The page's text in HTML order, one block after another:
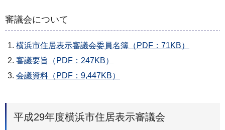
審議会について
横浜市住居表示審議会委員名簿（PDF：71KB）
審議要旨（PDF：247KB）
会議資料（PDF：9,447KB）
平成29年度横浜市住居表示審議会